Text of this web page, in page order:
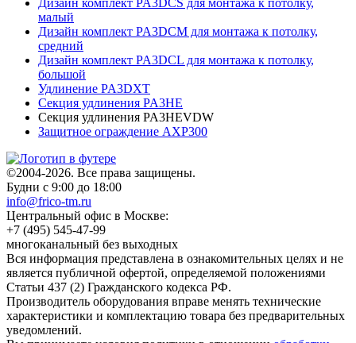
малый
Дизайн комплект PA3DCM для монтажа к потолку,
средний
Дизайн комплект PA3DCL для монтажа к потолку,
большой
Удлинение PA3DXT
Секция удлинения PA3HE
Секция удлинения PA3HEVDW
Защитное ограждение AXP300
©2004-2026. Все права защищены.
Будни с 9:00 до 18:00
info@frico-tm.ru
Центральный офис в Москве:
+7 (495) 545-47-99
многоканальный без выходных
Вся информация представлена в ознакомительных целях и не
является публичной офертой, определяемой положениями
Статьи 437 (2) Гражданского кодекса РФ.
Производитель оборудования вправе менять технические
характеристики и комплектацию товара без предварительных
уведомлений.